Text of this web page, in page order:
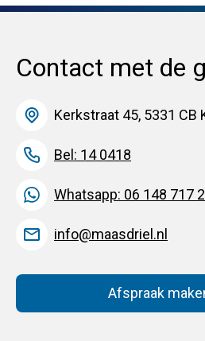
Contact met de
Kerkstraat 45, 5331 CB
Bel: 14 0418
Whatsapp: 06 148 717
info@maasdriel.nl
Afspraak(Deze